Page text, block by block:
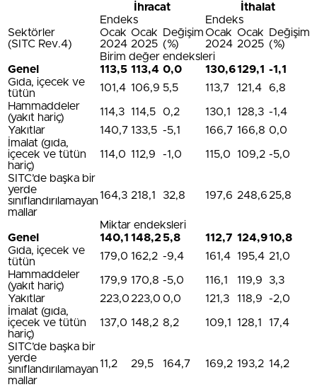
İhracat
İthalat
Endeks
Endeks
Sektörler
(SITC Rev.4)
Ocak
2024
Ocak
2025
Değişim
(%)
Ocak
2024
Ocak
2025
Değişim
(%)
Birim değer endeksleri
Genel
113,5 113,4 0,0 130,6129,1 -1,1
Gıda, içecek ve
tütün
101,4 106,9 5,5 113,7 121,4
6,8
Hammaddeler
(yakıt hariç)
114,3 114,5 0,2 130,1 128,3 -1,4
Yakıtlar
140,7 133,5 -5,1 166,7 166,8 0,0
İmalat (gıda,
içecek ve tütün
hariç)
114,0 112,9 -1,0 115,0 109,2 -5,0
SITC’de başka bir
yerde
sınıflandırılamayan
mallar
164,3 218,1 32,8 197,6 248,6 25,8
Miktar endeksleri
Genel
140,1 148,25,8 112,7 124,910,8
Gıda, içecek ve
tütün
179,0 162,2 -9,4 161,4 195,4 21,0
Hammaddeler
(yakıt hariç)
179,9 170,8 -5,0 116,1 119,9
3,3
Yakıtlar
223,0 223,0 0,0 121,3 118,9
-2,0
İmalat (gıda,
içecek ve tütün
hariç)
137,0 148,2 8,2 109,1 128,1 17,4
SITC’de başka bir
yerde
sınıflandırılamayan
mallar
11,2 29,5 164,7 169,2 193,2 14,2